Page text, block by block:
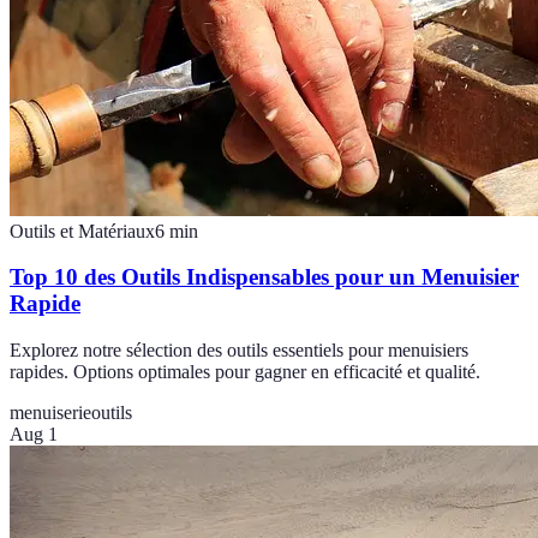
Outils et Matériaux6 min
Top 10 des Outils Indispensables pour un Menuisier
Rapide
Explorez notre sélection des outils essentiels pour menuisiers
rapides. Options optimales pour gagner en efficacité et qualité.
menuiserieoutils
Aug 1